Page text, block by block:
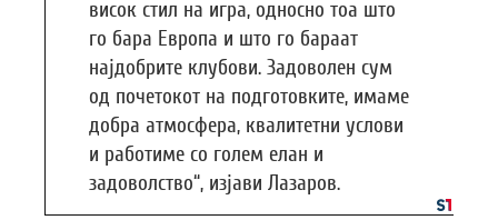
висок стил на игра, односно тоа што
го бара Европа и што го бараат
најдобрите клубови. Задоволен сум
од почетокот на подготовките, имаме
добра атмосфера, квалитетни услови
и работиме со голем елан и
задоволство“, изјави Лазаров.